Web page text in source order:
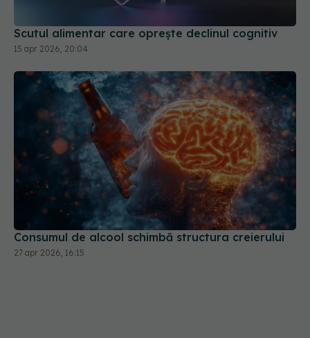
Scutul alimentar care oprește declinul cognitiv
15 apr 2026, 20:04
Consumul de alcool schimbă structura creierului
27 apr 2026, 16:15